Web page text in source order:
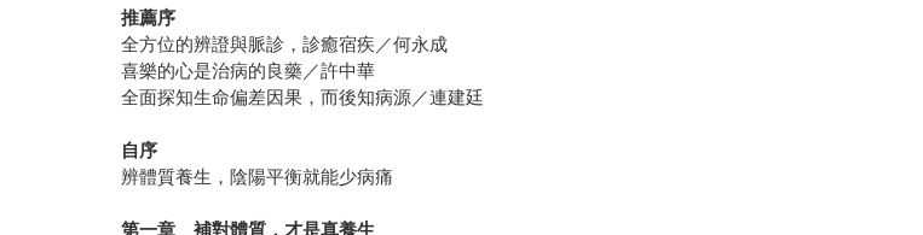
推薦序
全方位的辨證與脈診，診癒宿疾／何永成
喜樂的心是治病的良藥／許中華
全面探知生命偏差因果，而後知病源／連建廷
自序
辨體質養生，陰陽平衡就能少病痛
第一章 補對體質，才是真養生